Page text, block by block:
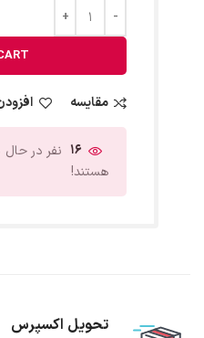
مقایسه
16 نفر در
هستند!
تحویل اکسپرس